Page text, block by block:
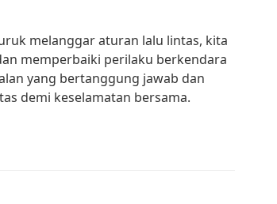
melanggar aturan lalu lintas, kita
memperbaiki perilaku berkendara
yang bertanggung jawab dan
demi keselamatan bersama.